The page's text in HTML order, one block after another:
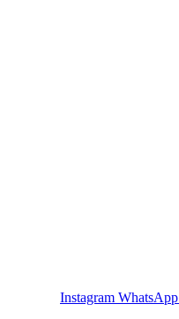
Instagram WhatsApp